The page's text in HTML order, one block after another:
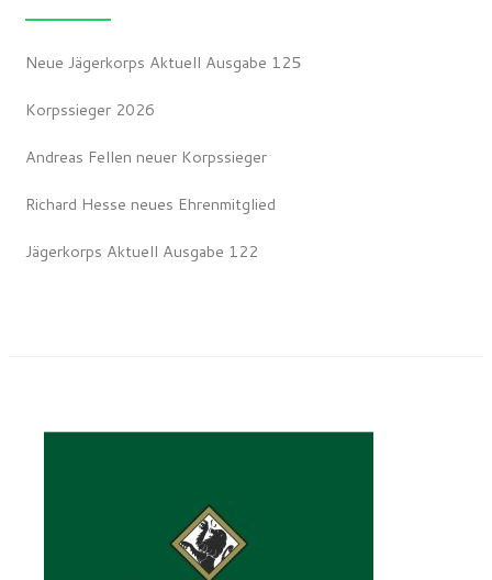
Neue Jägerkorps Aktuell Ausgabe 125
Korpssieger 2026
Andreas Fellen neuer Korpssieger
Richard Hesse neues Ehrenmitglied
Jägerkorps Aktuell Ausgabe 122